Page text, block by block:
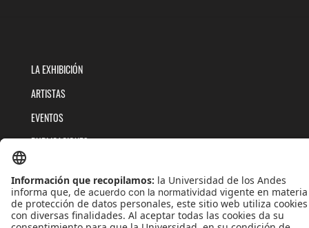
LA EXHIBICIÓN
ARTISTAS
EVENTOS
PUBLICACIONES
POLÍTICAS DE TRATAMIENTOS DE DATOS
TÉRMINOS Y CONDICIONES